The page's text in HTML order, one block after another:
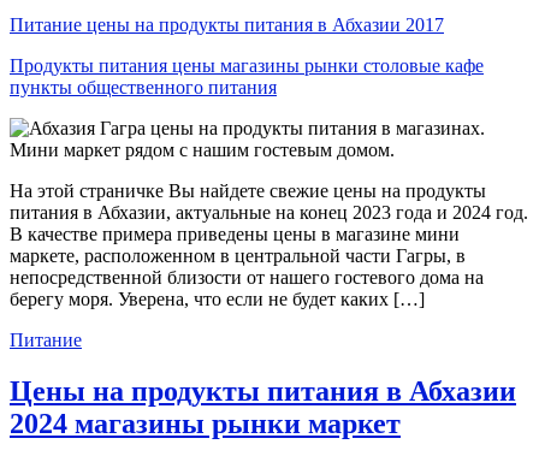
Питание цены на продукты питания в Абхазии 2017
Продукты питания цены магазины рынки столовые кафе
пункты общественного питания
На этой страничке Вы найдете свежие цены на продукты
питания в Абхазии, актуальные на конец 2023 года и 2024 год.
В качестве примера приведены цены в магазине мини
маркете, расположенном в центральной части Гагры, в
непосредственной близости от нашего гостевого дома на
берегу моря. Уверена, что если не будет каких […]
Питание
Цены на продукты питания в Абхазии
2024 магазины рынки маркет